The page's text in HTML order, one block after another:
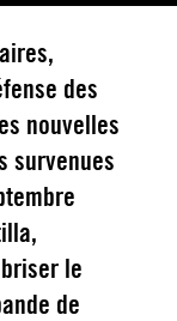
des
nouvelles
survenues
le
de